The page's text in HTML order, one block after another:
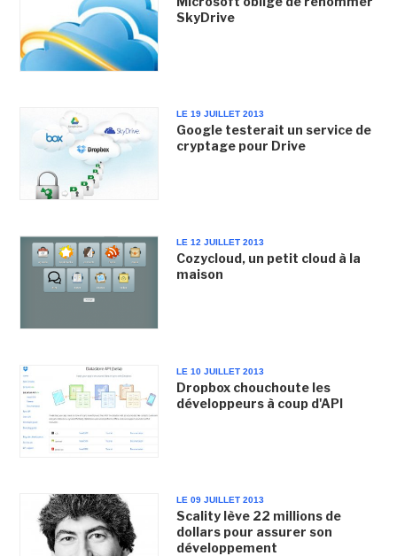
SkyDrive
LE 19 JUILLET 2013
Google testerait un service de
cryptage pour Drive
LE 12 JUILLET 2013
Cozycloud, un petit cloud à la
maison
LE 10 JUILLET 2013
Dropbox chouchoute les
développeurs à coup d'API
LE 09 JUILLET 2013
Scality lève 22 millions de
dollars pour assurer son
développement